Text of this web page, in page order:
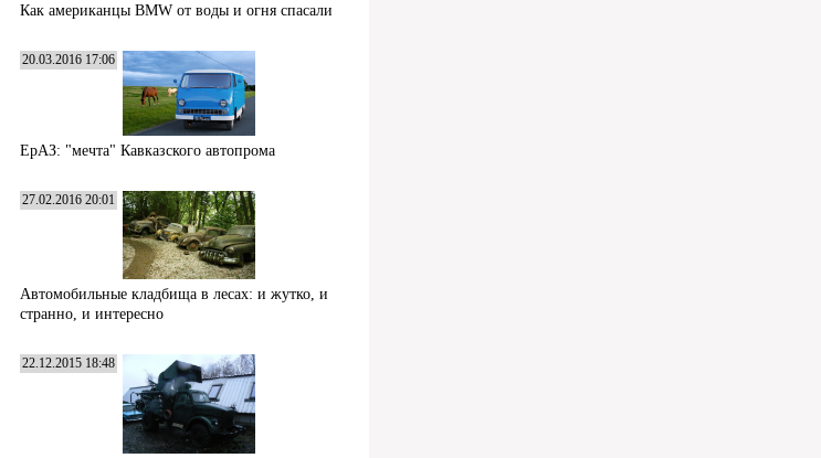
Как американцы BMW от воды и огня спасали
20.03.2016 17:06
ЕрАЗ: "мечта" Кавказского автопрома
27.02.2016 20:01
Автомобильные кладбища в лесах: и жутко, и
странно, и интересно
22.12.2015 18:48